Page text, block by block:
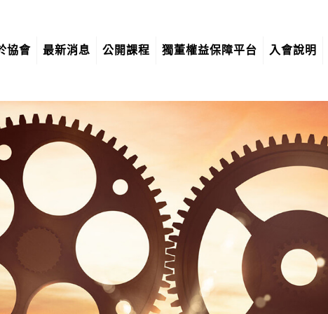
協會 最新消息 公開課程 獨董權益保障平台 入會說明